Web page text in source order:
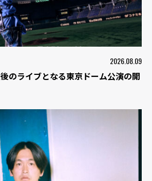
2026.08.09
のライブとなる東京ドーム公演の開